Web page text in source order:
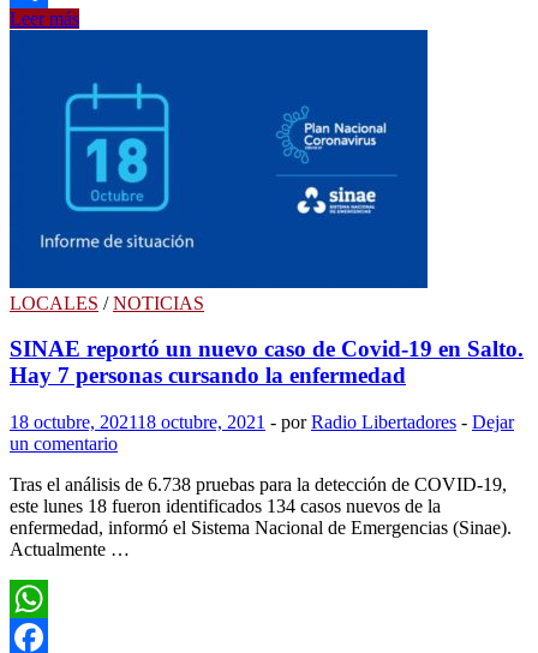
Compartir
Intendente
construcción
Uruguay
Leer más
LOCALES /NOTICIAS
SINAE reportó un nuevo caso de Covid-19 en Salto.
Hay 7 personas cursando la enfermedad
18 octubre, 202118 octubre, 2021 - porRadio Libertadores - Dejar
un comentario
Tras el análisis de 6.738 pruebas para la detección de COVID-19,
este lunes 18 fueron identificados 134 casos nuevos de la
enfermedad, informó el Sistema Nacional de Emergencias (Sinae).
Actualmente …
WhatsApp